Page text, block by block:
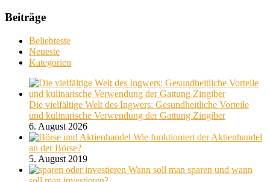
Beiträge
Beliebteste
Neueste
Kategorien
Die vielfältige Welt des Ingwers: Gesundheitliche Vorteile
und kulinarische Verwendung der Gattung Zingiber
6. August 2026
Wie funktioniert der Aktienhandel
an der Börse?
5. August 2019
Wann soll man sparen und wann